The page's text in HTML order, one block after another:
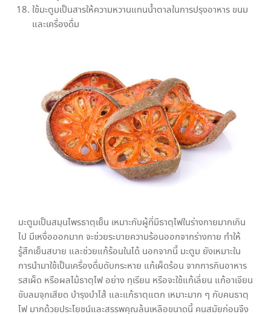
ใช้มะตูมเป็นสารให้ความหวานแทนน้ำตาลในการปรุงอาหาร ขนม
และเครื่องดื่ม
มะตูมเป็นสมุนไพรธาตุเย็น เหมาะกับผู้ที่มีธาตุไฟในร่างกายมากเกิน
ไป มีเหงื่อออกมาก จะช่วยระบายความร้อนออกจากร่างกาย ทำให้
รู้สึกเย็นสบาย และช่วยแก้ร้อนในได้ นอกจากนี้ มะตูม ยังเหมาะใน
การนำมาใช้เป็นเครื่องดื่มดับกระหาย แก้เผ็ดร้อน จากการกินอาหาร
รสเผ็ด หรือผลไม้ธาตุไฟ อย่าง ทุเรียน หรือจะใช้แก้เลี่ยน แก้อาเจียน
ขับลมจุกเสียด บำรุงบำไส้ และแก้ธาตุแตก เหมาะมาก ๆ กับคนธาตุ
ไฟ มากด้วยประโยชน์และสรรพคุณล้นเหลือขนาดนี้ คนสมัยก่อนจึง